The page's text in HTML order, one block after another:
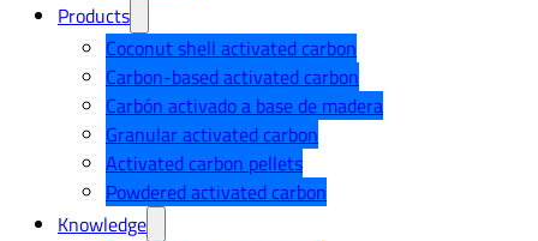
Products
Coconut shell activated carbon
Carbon-based activated carbon
Carbón activado a base de madera
Granular activated carbon
Activated carbon pellets
Powdered activated carbon
Knowledge